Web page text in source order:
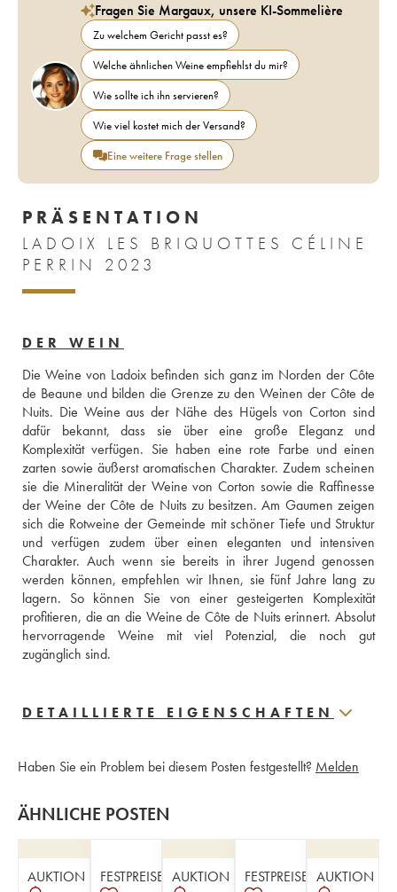
Fragen Sie Margaux, unsere KI-Sommelière
Zu welchem Gericht passt es?
Welche ähnlichen Weine empfiehlst du mir?
Wie sollte ich ihn servieren?
Wie viel kostet mich der Versand?
Eine weitere Frage stellen
PRÄSENTATION
LADOIX LES BRIQUOTTES CÉLINE
PERRIN 2023
DER WEIN
Die Weine von Ladoix befinden sich ganz im Norden der Côte
de Beaune und bilden die Grenze zu den Weinen der Côte de
Nuits. Die Weine aus der Nähe des Hügels von Corton sind
dafür bekannt, dass sie über eine große Eleganz und
Komplexität verfügen. Sie haben eine rote Farbe und einen
zarten sowie äußerst aromatischen Charakter. Zudem scheinen
sie die Mineralität der Weine von Corton sowie die Raffinesse
der Weine der Côte de Nuits zu besitzen. Am Gaumen zeigen
sich die Rotweine der Gemeinde mit schöner Tiefe und Struktur
und verfügen zudem über einen eleganten und intensiven
Charakter. Auch wenn sie bereits in ihrer Jugend genossen
werden können, empfehlen wir Ihnen, sie fünf Jahre lang zu
lagern. So können Sie von einer gesteigerten Komplexität
profitieren, die an die Weine de Côte de Nuits erinnert. Absolut
hervorragende Weine mit viel Potenzial, die noch gut
zugänglich sind.
DETAILLIERTE EIGENSCHAFTEN
Haben Sie ein Problem bei diesem Posten festgestellt? Melden
ÄHNLICHE POSTEN
AUKTION FESTPREISE AUKTION FESTPREISE AUKTION